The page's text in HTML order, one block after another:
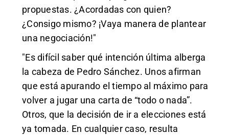
propuestas. ¿Acordadas con quien?
¿Consigo mismo? ¡Vaya manera de plantear
una negociación!"
"Es difícil saber qué intención última alberga
la cabeza de Pedro Sánchez. Unos afirman
que está apurando el tiempo al máximo para
volver a jugar una carta de “todo o nada”.
Otros, que la decisión de ir a elecciones está
ya tomada. En cualquier caso, resulta